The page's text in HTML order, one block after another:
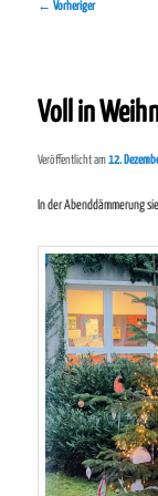
Beitragsnavigation
← Vorheriger
Voll in
Veröffentlicht am12.
In der Abenddämmerung